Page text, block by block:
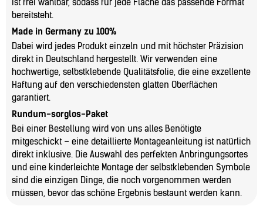
bereitsteht.
Made in Germany zu 100%
Dabei wird jedes Produkt einzeln und mit höchster Präzision
direkt in Deutschland hergestellt. Wir verwenden eine
hochwertige, selbstklebende Qualitätsfolie, die eine exzellente
Haftung auf den verschiedensten glatten Oberflächen
garantiert.
Rundum-sorglos-Paket
Bei einer Bestellung wird von uns alles Benötigte
mitgeschickt – eine detaillierte Montageanleitung ist natürlich
direkt inklusive. Die Auswahl des perfekten Anbringungsortes
und eine kinderleichte Montage der selbstklebenden Symbole
sind die einzigen Dinge, die noch vorgenommen werden
müssen, bevor das schöne Ergebnis bestaunt werden kann.